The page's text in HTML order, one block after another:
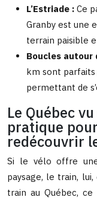
L’Estriade : Ce
Granby est une
terrain paisible
Boucles autour
km sont parfaits
permettant de
Le Québec
pratique
redécouvrir
Si le vélo offre
paysage, le train,
train au Québec, ce